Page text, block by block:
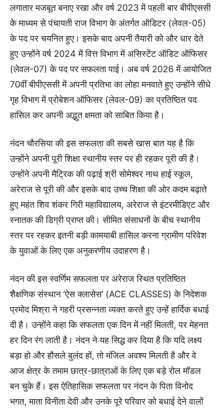
लगातार मजबूत बनाए रखा और वर्ष 2023 में पहली बार बीपीएससी
के माध्यम से पंचायती राज विभाग के अंतर्गत ऑडिटर (लेवल-05)
के पद पर चयनित हुए। इसके बाद अपनी तैयारी को और धार देते
हुए उन्होंने वर्ष 2024 में वित्त विभाग में असिस्टेंट ऑडिट ऑफिसर
(लेवल-07) के पद पर सफलता पाई। अब वर्ष 2026 में आयोजित
70वीं बीपीएससी में अपनी प्रतिभा का लोहा मनवाते हुए उन्होंने सीधे
गृह विभाग में प्रोबेशन ऑफिसर (लेवल-09) का प्रतिष्ठित पद
हासिल कर अपनी अद्भुत क्षमता को साबित किया है।
नंदन चौरसिया की इस सफलता की सबसे खास बात यह है कि
उन्होंने अपनी पूरी शिक्षा स्थानीय स्तर पर ही रहकर पूरी की है।
उन्होंने अपनी मैट्रिक की पढ़ाई श्री सोमेश्वर नाथ हाई स्कूल,
अरेराज से पूरी की और इसके बाद उच्च शिक्षा की ओर कदम बढ़ाते
हुए महंत शिव शंकर गिरी महाविद्यालय, अरेराज से इंटरमीडिएट और
स्नातक की डिग्री प्राप्त की। सीमित संसाधनों के बीच स्थानीय
स्तर पर रहकर इतनी बड़ी कामयाबी हासिल करना ग्रामीण परिवेश
के युवाओं के लिए एक अनुकरणीय उदाहरण है।
नंदन की इस स्वर्णिम सफलता पर अरेराज स्थित प्रतिष्ठित
शैक्षणिक संस्थान ‘ऐस क्लासेस’ (ACE CLASSES) के निदेशक
प्रमोद मिश्रा ने गहरी प्रसन्नता व्यक्त करते हुए उन्हें हार्दिक बधाई
दी है। उन्होंने कहा कि सफलता एक दिन में नहीं मिलती, पर मेहनत
हर दिन रंग लाती है। नंदन ने यह सिद्ध कर दिया है कि यदि लक्ष्य
बड़ा हो और हौसले बुलंद हों, तो मंजिल अवश्य मिलती है और वे
आज क्षेत्र के तमाम छात्र-छात्राओं के लिए एक बड़े रोल मॉडल
बन चुके हैं। इस ऐतिहासिक सफलता पर नंदन के पिता विनोद
भगत, माता विनीता देवी और उनके पूरे परिवार को बधाई देने वालों